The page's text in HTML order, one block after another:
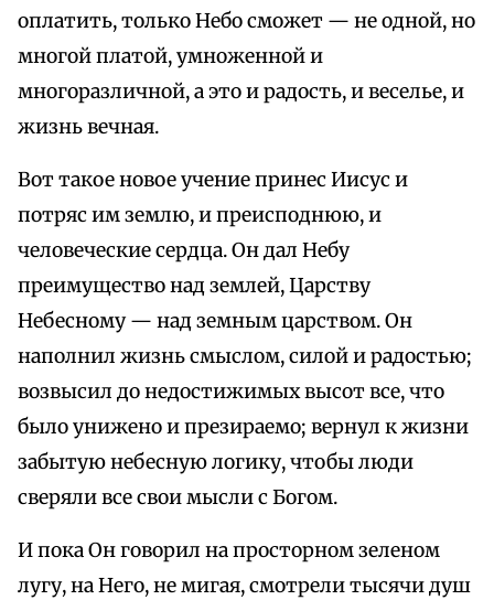
оплатить, только Небо сможет — не одной, но
многой платой, умноженной и
многоразличной, а это и радость, и веселье, и
жизнь вечная.
Вот такое новое учение принес Иисус и
потряс им землю, и преисподнюю, и
человеческие сердца. Он дал Небу
преимущество над землей, Царству
Небесному — над земным царством. Он
наполнил жизнь смыслом, силой и радостью;
возвысил до недостижимых высот все, что
было унижено и презираемо; вернул к жизни
забытую небесную логику, чтобы люди
сверяли все свои мысли с Богом.
И пока Он говорил на просторном зеленом
лугу, на Него, не мигая, смотрели тысячи душ